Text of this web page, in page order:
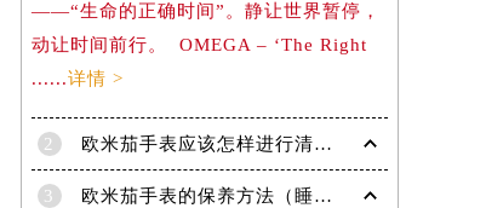
——“生命的正确时间”。静让世界暂停，
动让时间前行。 OMEGA – ‘The Right
......详情 >
2 欧米茄手表应该怎样进行清洗保养呢？
3 欧米茄手表的保养方法（睡觉时不要戴欧米茄手表的原因）